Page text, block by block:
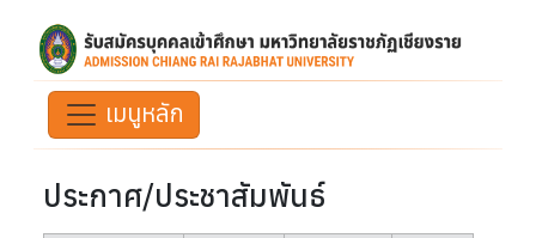
เมนูหลัก
ประกาศ/ประชาสัมพันธ์